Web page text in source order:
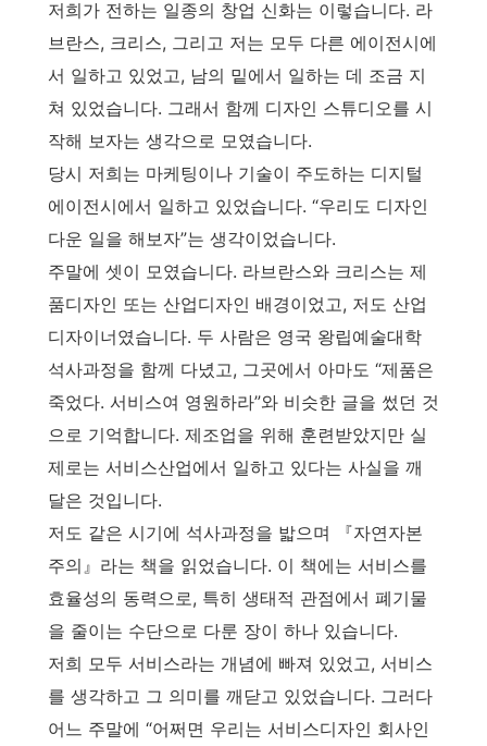
저희가 전하는 일종의 창업 신화는 이렇습니다. 라
브란스, 크리스, 그리고 저는 모두 다른 에이전시에
서 일하고 있었고, 남의 밑에서 일하는 데 조금 지
쳐 있었습니다. 그래서 함께 디자인 스튜디오를 시
작해 보자는 생각으로 모였습니다.
당시 저희는 마케팅이나 기술이 주도하는 디지털
에이전시에서 일하고 있었습니다. “우리도 디자인
다운 일을 해보자”는 생각이었습니다.
주말에 셋이 모였습니다. 라브란스와 크리스는 제
품디자인 또는 산업디자인 배경이었고, 저도 산업
디자이너였습니다. 두 사람은 영국 왕립예술대학
석사과정을 함께 다녔고, 그곳에서 아마도 “제품은
죽었다. 서비스여 영원하라”와 비슷한 글을 썼던 것
으로 기억합니다. 제조업을 위해 훈련받았지만 실
제로는 서비스산업에서 일하고 있다는 사실을 깨
달은 것입니다.
저도 같은 시기에 석사과정을 밟으며 『자연자본
주의』라는 책을 읽었습니다. 이 책에는 서비스를
효율성의 동력으로, 특히 생태적 관점에서 폐기물
을 줄이는 수단으로 다룬 장이 하나 있습니다.
저희 모두 서비스라는 개념에 빠져 있었고, 서비스
를 생각하고 그 의미를 깨닫고 있었습니다. 그러다
어느 주말에 “어쩌면 우리는 서비스디자인 회사인